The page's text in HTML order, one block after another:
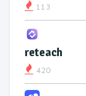
113
reteach
420